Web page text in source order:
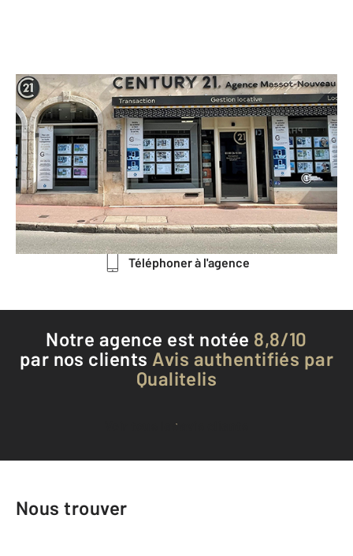
CENTURY 21 Agence Massot-
Nouveau
11-13 rue du Faubourg Madeleine
BEAUNE - 21200
Envoyer un message
Téléphoner à l'agence
Notre agence est notée 8,8/10
par nos clients Avis authentifiés par
Qualitelis
Voir tous les avis clients
Nous trouver